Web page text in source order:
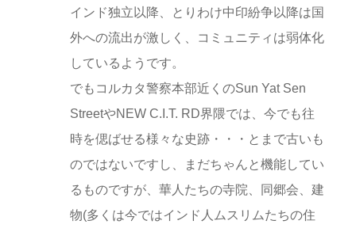
インド独立以降、とりわけ中印紛争以降は国
外への流出が激しく、コミュニティは弱体化
しているようです。
でもコルカタ警察本部近くのSun Yat Sen
StreetやNEW C.I.T. RD界隈では、今でも往
時を偲ばせる様々な史跡・・・とまで古いも
のではないですし、まだちゃんと機能してい
るものですが、華人たちの寺院、同郷会、建
物(多くは今ではインド人ムスリムたちの住